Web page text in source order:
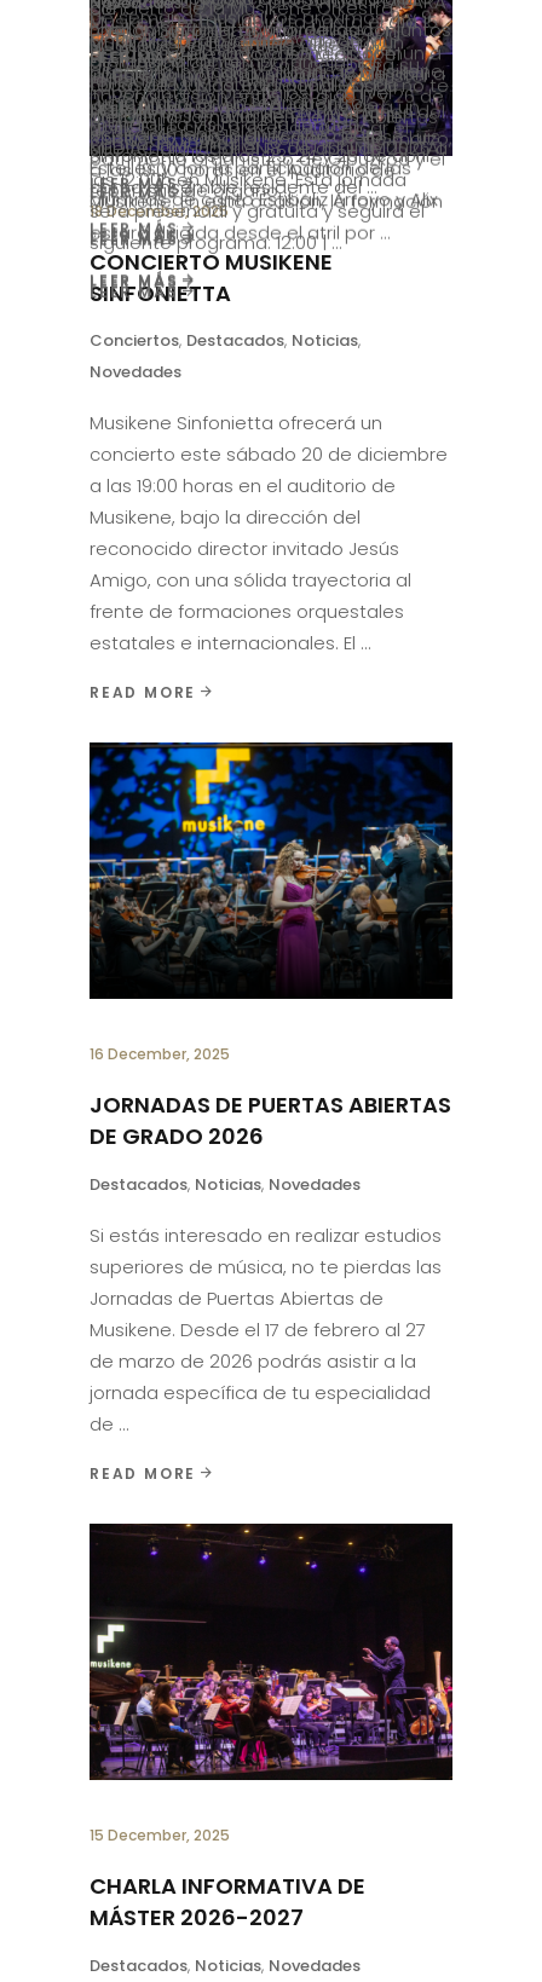
18 December, 2025
CONCIERTO MUSIKENE
SINFONIETTA
Conciertos, Destacados, Noticias,
Novedades
Musikene Sinfonietta ofrecerá un
concierto este sábado 20 de diciembre
a las 19:00 horas en el auditorio de
Musikene, bajo la dirección del
reconocido director invitado Jesús
Amigo, con una sólida trayectoria al
frente de formaciones orquestales
estatales e internacionales. El
READ MORE
16 December, 2025
JORNADAS DE PUERTAS ABIERTAS
DE GRADO 2026
Destacados, Noticias, Novedades
Si estás interesado en realizar estudios
superiores de música, no te pierdas las
Jornadas de Puertas Abiertas de
Musikene. Desde el 17 de febrero al 27
de marzo de 2026 podrás asistir a la
jornada específica de tu especialidad
de
READ MORE
15 December, 2025
CHARLA INFORMATIVA DE
MÁSTER 2026-2027
Destacados, Noticias, Novedades